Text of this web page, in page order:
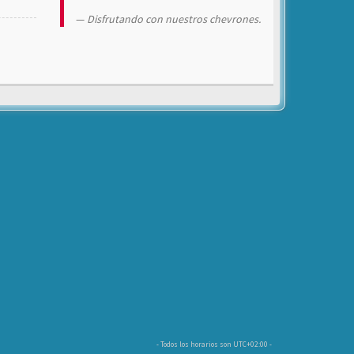
Disfrutando con nuestros chevrones.
- Todos los horarios son UTC+02:00 -